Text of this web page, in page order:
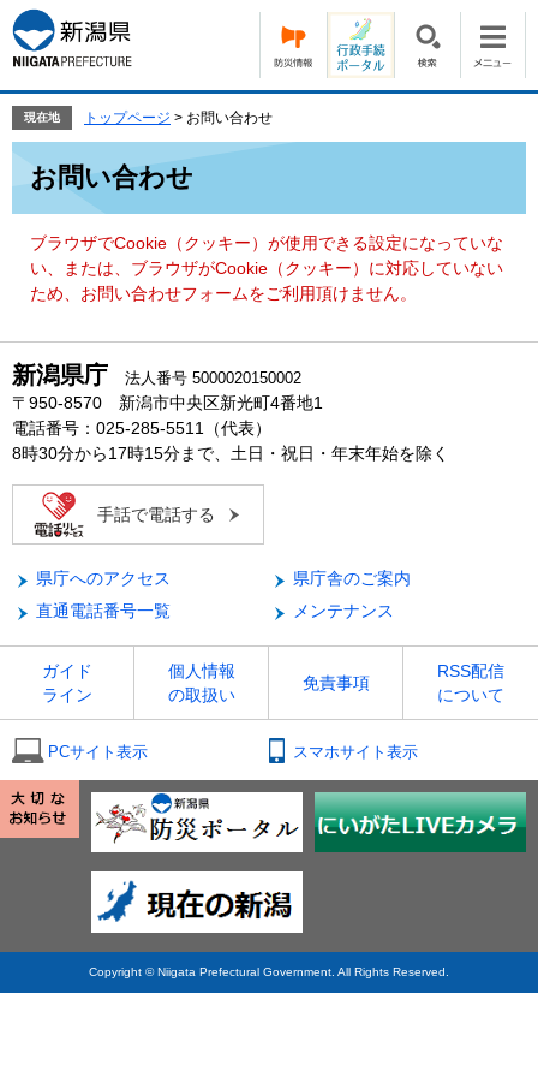
ー
ジ
の
頭
す。
ニ
ュ
ー
飛
て
現在地 トップページ > お問い合わせ
お問い合わせ
ブラウザでCookie（クッキー）が使用できる設定になっていな
い、または、ブラウザがCookie（クッキー）に対応していない
ため、お問い合わせフォームをご利用頂けません。
新潟県庁 法人番号 5000020150002
〒950-8570 新潟市中央区新光町4番地1
電話番号：025-285-5511（代表）
8時30分から17時15分まで、土日・祝日・年末年始を除く
手話で電話する
県庁へのアクセス
県庁舎のご案内
直通電話番号一覧
メンテナンス
ガイド
ライン
個人情報
の取扱い
免責事項
RSS配信
について
PCサイト表示 スマホサイト表示
Copyright © Niigata Prefectural Government. All Rights Reserved.